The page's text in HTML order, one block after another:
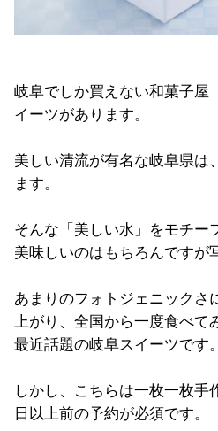
岐阜でしか買えない和菓子屋
イーツがあります。
美しい清流が有名な岐阜県は
ます。
そんな「美しい水」をモチー
美味しいのはもちろんですが
あまりのフォトジェニックさ
上がり、全国から一度食べて
最近話題の岐阜スイーツです。
しかし、こちらは一枚一枚手
日以上前の予約が必須です。